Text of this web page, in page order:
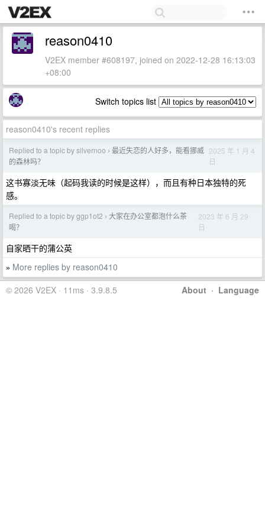
reason0410
V2EX member #608197, joined on 2022-12-28 16:13:03
+08:00
Switch topics list
reason0410's recent replies
Replied to a topic by silvernoo › 最近失恋的人好多，能看挪威
的森林吗？
2025 年 1 月 4
日
这书寡淡无味（起码我读的时候是这样），而且有种日本独特的死
感。
Replied to a topic by ggp1ot2 › 大家在办公室都泡什么茶
喝？
2023 年 6 月 29
日
自家晒干的蒲公英
» More replies by reason0410
About · Language
© 2026 V2EX · 11ms · 3.9.8.5